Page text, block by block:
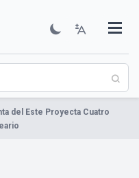
del Este Proyecta Cuatro